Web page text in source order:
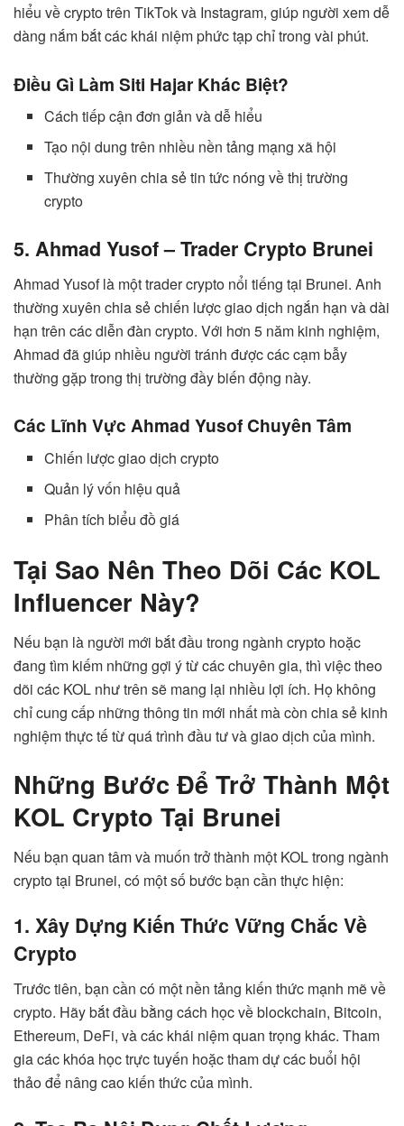
hiểu về crypto trên TikTok và Instagram, giúp người xem dễ
dàng nắm bắt các khái niệm phức tạp chỉ trong vài phút.
Điều Gì Làm Siti Hajar Khác Biệt?
Cách tiếp cận đơn giản và dễ hiểu
Tạo nội dung trên nhiều nền tảng mạng xã hội
Thường xuyên chia sẻ tin tức nóng về thị trường
crypto
5. Ahmad Yusof – Trader Crypto Brunei
Ahmad Yusof là một trader crypto nổi tiếng tại Brunei. Anh
thường xuyên chia sẻ chiến lược giao dịch ngắn hạn và dài
hạn trên các diễn đàn crypto. Với hơn 5 năm kinh nghiệm,
Ahmad đã giúp nhiều người tránh được các cạm bẫy
thường gặp trong thị trường đầy biến động này.
Các Lĩnh Vực Ahmad Yusof Chuyên Tâm
Chiến lược giao dịch crypto
Quản lý vốn hiệu quả
Phân tích biểu đồ giá
Tại Sao Nên Theo Dõi Các KOL
Influencer Này?
Nếu bạn là người mới bắt đầu trong ngành crypto hoặc
đang tìm kiếm những gợi ý từ các chuyên gia, thì việc theo
dõi các KOL như trên sẽ mang lại nhiều lợi ích. Họ không
chỉ cung cấp những thông tin mới nhất mà còn chia sẻ kinh
nghiệm thực tế từ quá trình đầu tư và giao dịch của mình.
Những Bước Để Trở Thành Một
KOL Crypto Tại Brunei
Nếu bạn quan tâm và muốn trở thành một KOL trong ngành
crypto tại Brunei, có một số bước bạn cần thực hiện:
1. Xây Dựng Kiến Thức Vững Chắc Về
Crypto
Trước tiên, bạn cần có một nền tảng kiến thức mạnh mẽ về
crypto. Hãy bắt đầu bằng cách học về blockchain, Bitcoin,
Ethereum, DeFi, và các khái niệm quan trọng khác. Tham
gia các khóa học trực tuyến hoặc tham dự các buổi hội
thảo để nâng cao kiến thức của mình.